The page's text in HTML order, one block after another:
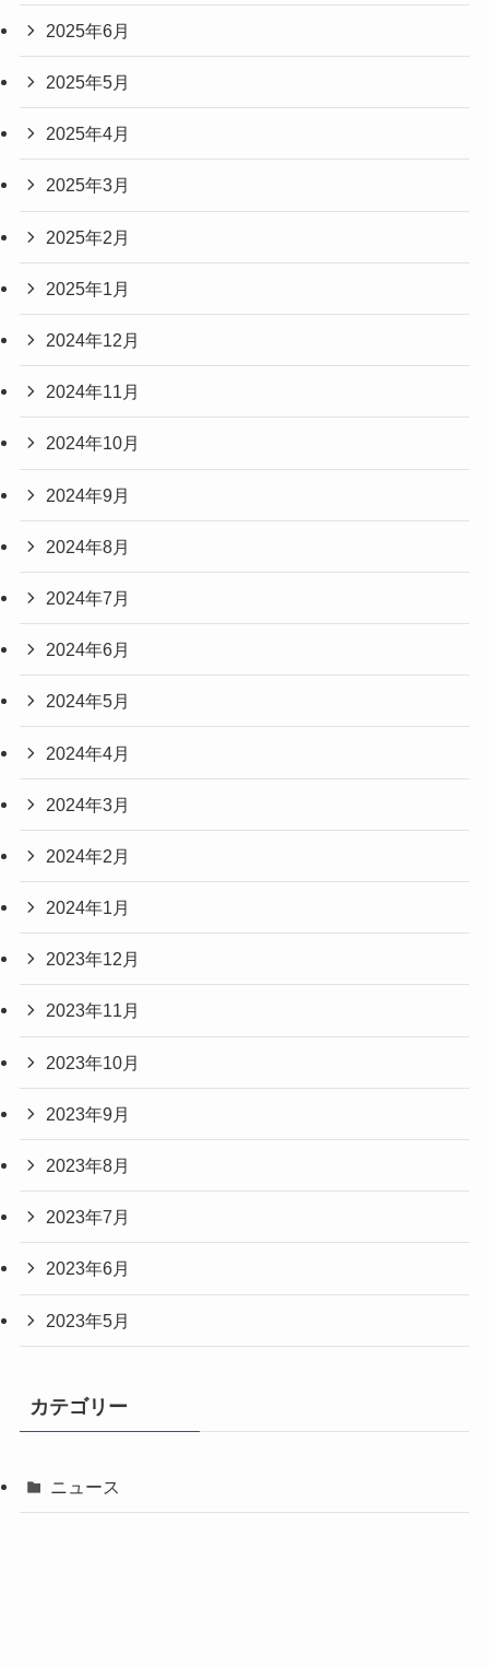
2025年6月
2025年5月
2025年4月
2025年3月
2025年2月
2025年1月
2024年12月
2024年11月
2024年10月
2024年9月
2024年8月
2024年7月
2024年6月
2024年5月
2024年4月
2024年3月
2024年2月
2024年1月
2023年12月
2023年11月
2023年10月
2023年9月
2023年8月
2023年7月
2023年6月
2023年5月
カテゴリー
ニュース